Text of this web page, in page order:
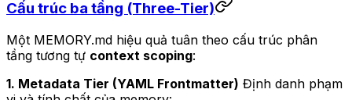
Cấu trúc ba tầng (Three-Tier)
Một MEMORY.md hiệu quả tuân theo cấu trúc phân
tầng tương tự context scoping:
1. Metadata Tier (YAML Frontmatter) Định danh phạm